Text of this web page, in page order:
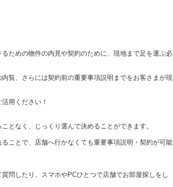
ための物件の内見や契約のために、現地まで足を運ぶ必
覧、さらには契約前の重要事項説明までをお客さまが現
用ください！
となく、じっくり選んで決めることができます。
ことで、店舗へ行かなくても重要事項説明・契約が可能
問したり、スマホやPCひとつで店舗でお部屋探しをし